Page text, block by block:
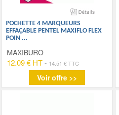
POCHETTE 4 MARQUEURS
EFFAÇABLE PENTEL MAXIFLO FLEX
POIN ...
MAXIBURO
12.09 € HT- 14.51 € TTC
Voir offre >>